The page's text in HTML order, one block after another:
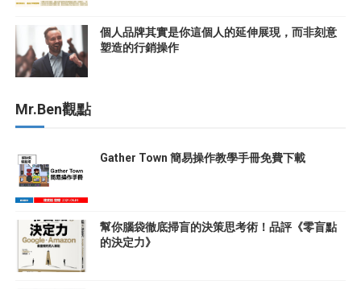
個人品牌其實是你這個人的延伸展現，而非刻意
塑造的行銷操作
Mr.Ben觀點
Gather Town 簡易操作教學手冊免費下載
幫你腦袋徹底掃盲的決策思考術！品評《零盲點
的決定力》